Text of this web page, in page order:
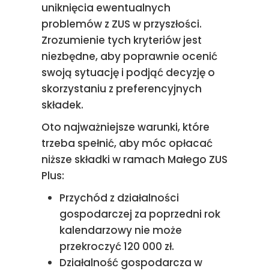
uniknięcia ewentualnych
problemów z ZUS w przyszłości.
Zrozumienie tych kryteriów jest
niezbędne, aby poprawnie ocenić
swoją sytuację i podjąć decyzję o
skorzystaniu z preferencyjnych
składek.
Oto najważniejsze warunki, które
trzeba spełnić, aby móc opłacać
niższe składki w ramach Małego ZUS
Plus:
Przychód z działalności
gospodarczej za poprzedni rok
kalendarzowy nie może
przekroczyć 120 000 zł.
Działalność gospodarcza w